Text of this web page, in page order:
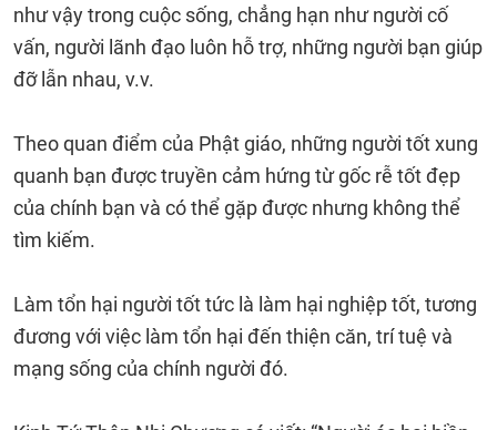
như vậy trong cuộc sống, chẳng hạn như người cố
vấn, người lãnh đạo luôn hỗ trợ, những người bạn giúp
đỡ lẫn nhau, v.v.
Theo quan điểm của Phật giáo, những người tốt xung
quanh bạn được truyền cảm hứng từ gốc rễ tốt đẹp
của chính bạn và có thể gặp được nhưng không thể
tìm kiếm.
Làm tổn hại người tốt tức là làm hại nghiệp tốt, tương
đương với việc làm tổn hại đến thiện căn, trí tuệ và
mạng sống của chính người đó.